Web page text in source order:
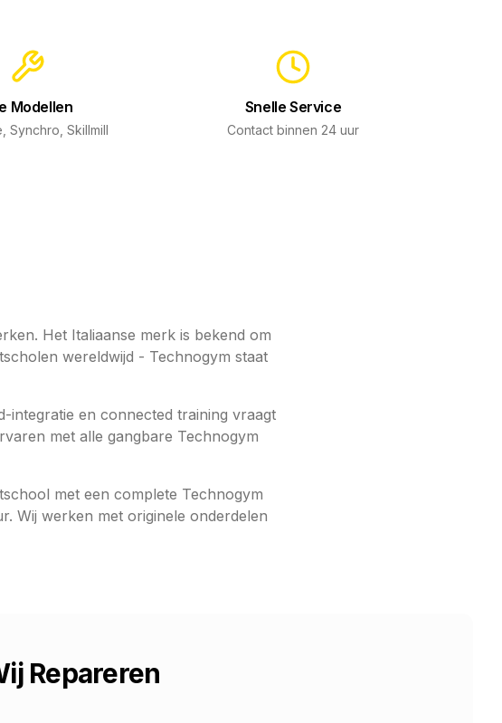
Modellen
Synchro, Skillmill
Snelle Service
Contact binnen 24 uur
Het Italiaanse merk is bekend om
wereldwijd - Technogym staat
integratie en connected training vraagt
met alle gangbare Technogym
met een complete Technogym
Wij werken met originele onderdelen
Repareren